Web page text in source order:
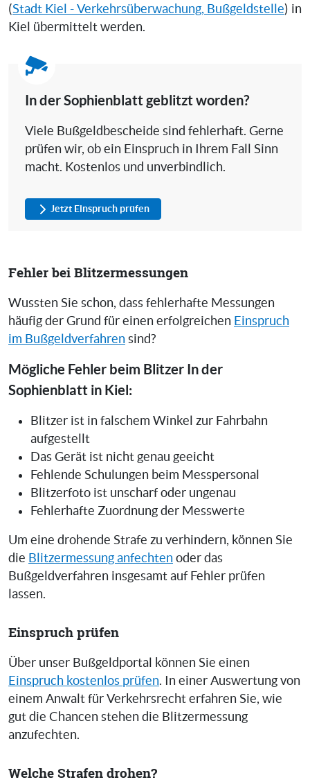
(Stadt Kiel - Verkehrsüberwachung, Bußgeldstelle) in
Kiel übermittelt werden.
In der Sophienblatt geblitzt worden?
Viele Bußgeldbescheide sind fehlerhaft. Gerne
prüfen wir, ob ein Einspruch in Ihrem Fall Sinn
macht. Kostenlos und unverbindlich.
Jetzt Einspruch prüfen
Fehler bei Blitzermessungen
Wussten Sie schon, dass fehlerhafte Messungen
häufig der Grund für einen erfolgreichen Einspruch
im Bußgeldverfahren sind?
Mögliche Fehler beim Blitzer In der
Sophienblatt in Kiel:
Blitzer ist in falschem Winkel zur Fahrbahn
aufgestellt
Das Gerät ist nicht genau geeicht
Fehlende Schulungen beim Messpersonal
Blitzerfoto ist unscharf oder ungenau
Fehlerhafte Zuordnung der Messwerte
Um eine drohende Strafe zu verhindern, können Sie
die Blitzermessung anfechten oder das
Bußgeldverfahren insgesamt auf Fehler prüfen
lassen.
Einspruch prüfen
Über unser Bußgeldportal können Sie einen
Einspruch kostenlos prüfen. In einer Auswertung von
einem Anwalt für Verkehrsrecht erfahren Sie, wie
gut die Chancen stehen die Blitzermessung
anzufechten.
Welche Strafen drohen?